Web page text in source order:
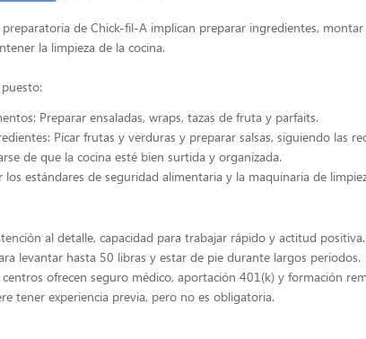
preparatoria de Chick-fil-A implican preparar ingredientes, montar
la limpieza de la cocina.
Preparar ensaladas, wraps, tazas de fruta y parfaits.
Picar frutas y verduras y preparar salsas, siguiendo las
de que la cocina esté bien surtida y organizada.
los estándares de seguridad alimentaria y la maquinaria de
al detalle, capacidad para trabajar rápido y actitud positiva.
levantar hasta 50 libras y estar de pie durante largos periodos.
centros ofrecen seguro médico, aportación 401(k) y formación
tener experiencia previa, pero no es obligatoria.